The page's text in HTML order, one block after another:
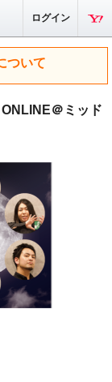
ログイン
ついて
＠ミッド